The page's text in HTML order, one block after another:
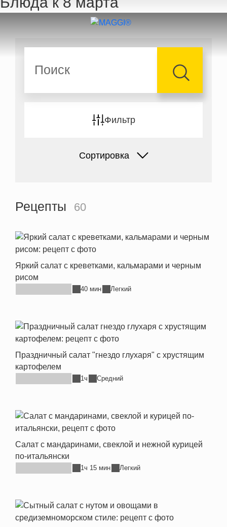
Перейти к основному содержанию
Фильтр
Сортировка
Рецепты 60
Яркий салат с креветками, кальмарами и черным
рисом
40 мин Легкий
Праздничный салат "гнездо глухаря" с хрустящим
картофелем
1ч Средний
Салат с мандаринами, свеклой и нежной курицей
по-итальянски
1ч 15 мин Легкий